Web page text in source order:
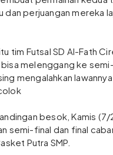
dan perjuangan mereka
tim Futsal SD Al-Fath
melenggang ke
mengalahkan
besok, Kamis (7/
semi-final dan final
Putra SMP.